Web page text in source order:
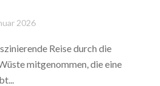
2026
Reise durch die
mitgenommen, die eine